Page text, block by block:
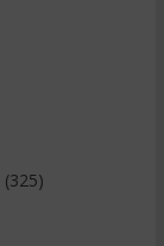
(325)